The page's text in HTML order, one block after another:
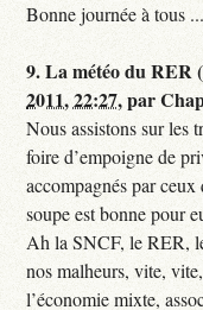
Bonne journée à tous ...
9.La météo du RER
2011, 22:27,par
Nous assistons sur les
foire d’empoigne de
accompagnés par
soupe est bonne pour
Ah la SNCF, le RER,
nos malheurs, vite,
l’économie mixte,